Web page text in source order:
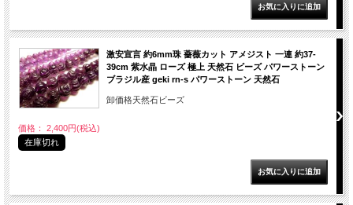
激安宣言 約6mm珠 薔薇カット アメジスト 一連 約37-
39cm 紫水晶 ローズ 極上 天然石 ビーズ パワーストーン
ブラジル産 geki rn-s パワーストーン 天然石
卸価格天然石ビーズ
価格： 2,400円(税込)
在庫切れ